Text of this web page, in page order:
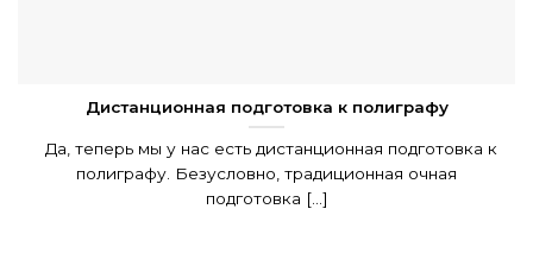
Дистанционная подготовка к полиграфу
Да, теперь мы у нас есть дистанционная подготовка к
полиграфу. Безусловно, традиционная очная
подготовка [...]